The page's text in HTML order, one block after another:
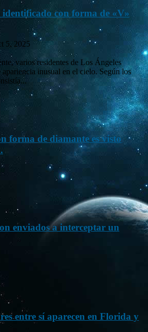
con forma de «V»
5, 2025
varios residentes de Los Ángeles
apariencia inusual en el cielo. Según los
forma de diamante es visto
enviados a interceptar un
entre sí aparecen en Florida y